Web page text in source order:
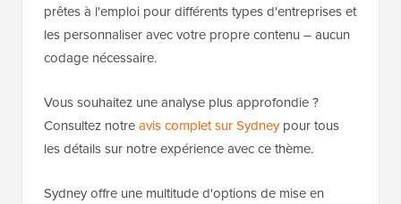
prêtes à l'emploi pour différents types d'entreprises et
les personnaliser avec votre propre contenu – aucun
codage nécessaire.
Vous souhaitez une analyse plus approfondie ?
Consultez notreavis complet sur Sydneypour tous
les détails sur notre expérience avec ce thème.
Sydney offre une multitude d'options de mise en